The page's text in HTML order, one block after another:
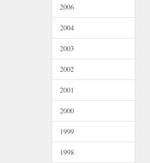
2006
2004
2003
2002
2001
2000
1999
1998